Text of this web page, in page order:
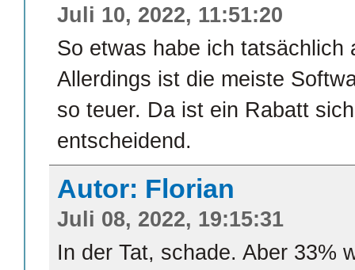
Juli 10, 2022, 11:51:20
So etwas habe ich tatsächlich
Allerdings ist die meiste
so teuer. Da ist ein Rabatt
entscheidend.
Autor: Florian
Juli 08, 2022, 19:15:31
In der Tat, schade. Aber 33%